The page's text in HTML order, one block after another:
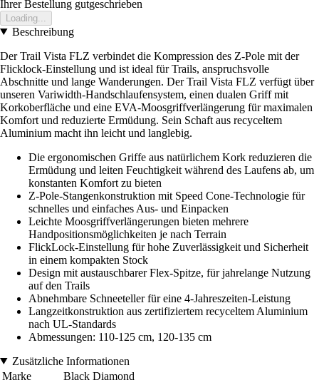
Ihrer Bestellung gutgeschrieben
Loading...
Beschreibung
Der Trail Vista FLZ verbindet die Kompression des Z-Pole mit der
Flicklock-Einstellung und ist ideal für Trails, anspruchsvolle
Abschnitte und lange Wanderungen. Der Trail Vista FLZ verfügt über
unseren Variwidth-Handschlaufensystem, einen dualen Griff mit
Korkoberfläche und eine EVA-Moosgriffverlängerung für maximalen
Komfort und reduzierte Ermüdung. Sein Schaft aus recyceltem
Aluminium macht ihn leicht und langlebig.
Die ergonomischen Griffe aus natürlichem Kork reduzieren die
Ermüdung und leiten Feuchtigkeit während des Laufens ab, um
konstanten Komfort zu bieten
Z-Pole-Stangenkonstruktion mit Speed Cone-Technologie für
schnelles und einfaches Aus- und Einpacken
Leichte Moosgriffverlängerungen bieten mehrere
Handpositionsmöglichkeiten je nach Terrain
FlickLock-Einstellung für hohe Zuverlässigkeit und Sicherheit
in einem kompakten Stock
Design mit austauschbarer Flex-Spitze, für jahrelange Nutzung
auf den Trails
Abnehmbare Schneeteller für eine 4-Jahreszeiten-Leistung
Langzeitkonstruktion aus zertifiziertem recyceltem Aluminium
nach UL-Standards
Abmessungen: 110-125 cm, 120-135 cm
Zusätzliche Informationen
Marke
Black Diamond